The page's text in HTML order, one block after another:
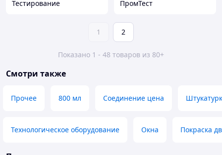
Тестирование ПромТест
1 2
Показано 1 - 48 товаров из 80+
Смотри также
Прочее 800 мл Соединение цена
Технологическое оборудование Окна Покраска